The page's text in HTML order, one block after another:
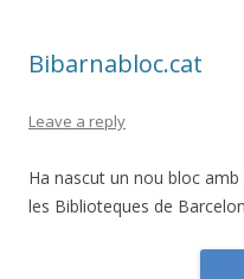
Bibarnabloc.cat
Leave a reply
Ha nascut un nou bloc
les Biblioteques de